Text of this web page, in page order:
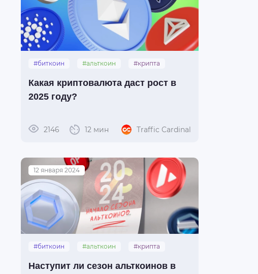
#биткоин #альткоин
#крипта
Какая криптовалюта даст рост в
2025 году?
2146 12 мин Traffic Cardinal
12 января 2024
#биткоин #альткоин
#крипта
Наступит ли сезон альткоинов в